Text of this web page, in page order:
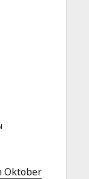
Oktober